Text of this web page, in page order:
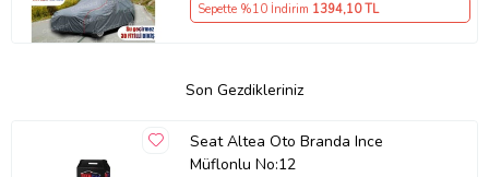
Sepette %10 İndirim 1394,10 TL
Son Gezdikleriniz
Seat Altea Oto Branda Ince
Müflonlu No:12